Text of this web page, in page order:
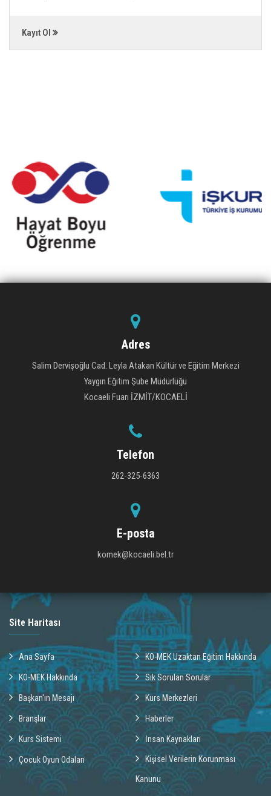
Kayıt Ol
Adres
Salim Dervişoğlu Cad. Leyla Atakan Kültür ve Eğitim Merkezi
Yaygın Eğitim Şube Müdürlüğü
Kocaeli Fuarı İZMİT/KOCAELİ
Telefon
262-325-6363
E-posta
komek@kocaeli.bel.tr
Site Haritası
Ana Sayfa KO-MEK Uzaktan Eğitim Hakkında
KO-MEK Hakkında Sık Sorulan Sorular
Başkan'ın Mesajı Kurs Merkezleri
Branşlar Haberler
Kurs Sistemi İnsan Kaynakları
Çocuk Oyun Odaları Kişisel Verilerin Korunması
Kanunu